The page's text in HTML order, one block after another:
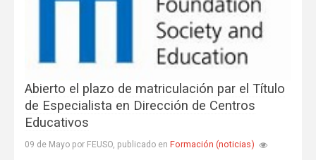
Abierto el plazo de matriculación par el Título
de Especialista en Dirección de Centros
Educativos
09 de Mayo por FEUSO, publicado en Formación (noticias)